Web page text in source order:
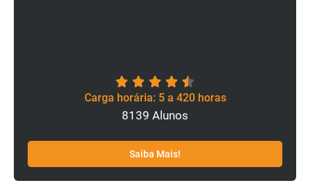
Carga horária: 5 a 420 horas
8139 Alunos
Saiba Mais!